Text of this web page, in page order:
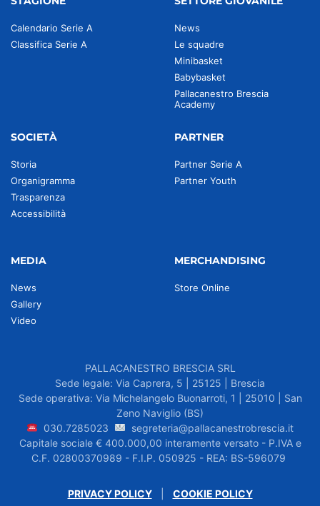
Calendario Serie A
Classifica Serie A
News
Le squadre
Minibasket
Babybasket
Pallacanestro Brescia
Academy
SOCIETÀ
Storia
Organigramma
Trasparenza
Accessibilità
PARTNER
Partner Serie A
Partner Youth
MEDIA
News
Gallery
Video
MERCHANDISING
Store Online
PALLACANESTRO BRESCIA SRL
Sede legale: Via Caprera, 5 | 25125 | Brescia
Sede operativa: Via Michelangelo Buonarroti, 1 | 25010 | San
Zeno Naviglio (BS)
030.7285023
segreteria@pallacanestrobrescia.it
Capitale sociale € 400.000,00 interamente versato - P.IVA e
C.F. 02800370989 - F.I.P. 050925 - REA: BS-596079
PRIVACY POLICY| COOKIE POLICY